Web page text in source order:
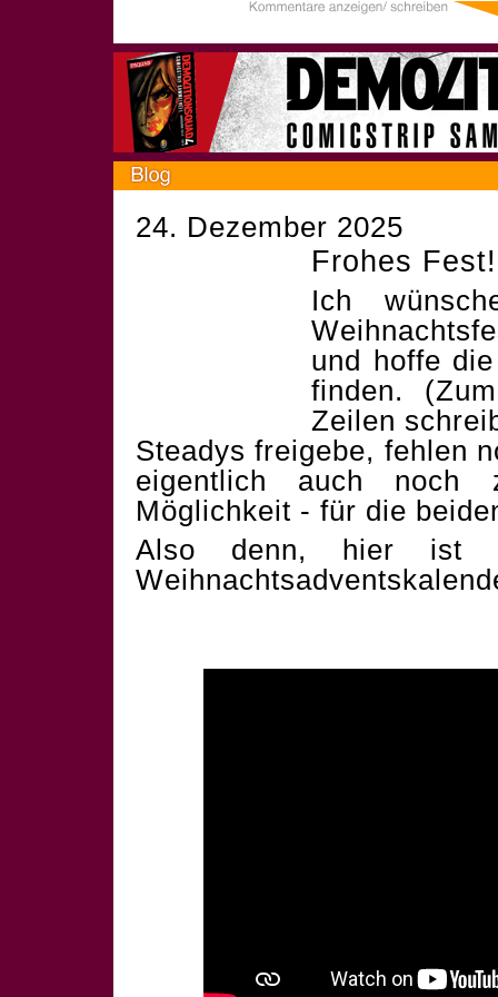
24. Dezember 2025
Frohes Fest!
Ich
und hoffe
finden.
Zeilen
Steadys freigebe, fehlen
eigentlich auch noch
Möglichkeit - für die
Also denn, hier ist